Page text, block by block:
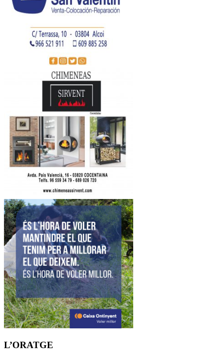
L’ORATGE